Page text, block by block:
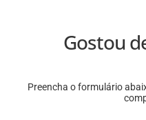
Gostou
Preencha o formulário